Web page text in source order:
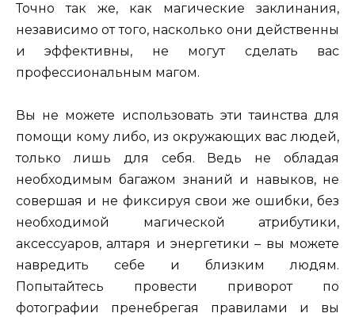
Точно так же, как магические заклинания,
независимо от того, насколько они действенны
и эффективны, не могут сделать вас
профессиональным магом.
Вы не можете использовать эти таинства для
помощи кому либо, из окружающих вас людей,
только лишь для себя. Ведь не обладая
необходимым багажом знаний и навыков, не
совершая и не фиксируя свои же ошибки, без
необходимой магической атрибутики,
аксессуаров, алтаря и энергетики – вы можете
навредить себе и близким людям.
Попытайтесь провести приворот по
фотографии пренебрегая правилами и вы